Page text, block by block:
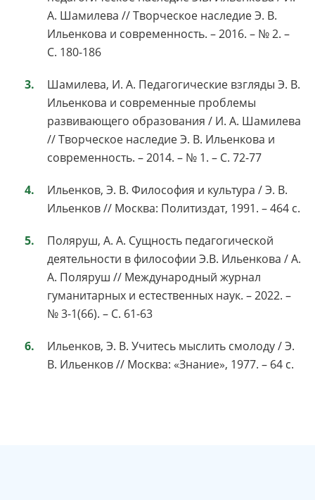
А. Шамилева // Творческое наследие Э. В.
Ильенкова и современность. – 2016. – № 2. –
С. 180-186
Шамилева, И. А. Педагогические взгляды Э. В.
Ильенкова и современные проблемы
развивающего образования / И. А. Шамилева
// Творческое наследие Э. В. Ильенкова и
современность. – 2014. – № 1. – С. 72-77
Ильенков, Э. В. Философия и культура / Э. В.
Ильенков // Москва: Политиздат, 1991. – 464 с.
Поляруш, А. А. Сущность педагогической
деятельности в философии Э.В. Ильенкова / А.
А. Поляруш // Международный журнал
гуманитарных и естественных наук. – 2022. –
№ 3-1(66). – С. 61-63
Ильенков, Э. В. Учитесь мыслить смолоду / Э.
В. Ильенков // Москва: «Знание», 1977. – 64 с.